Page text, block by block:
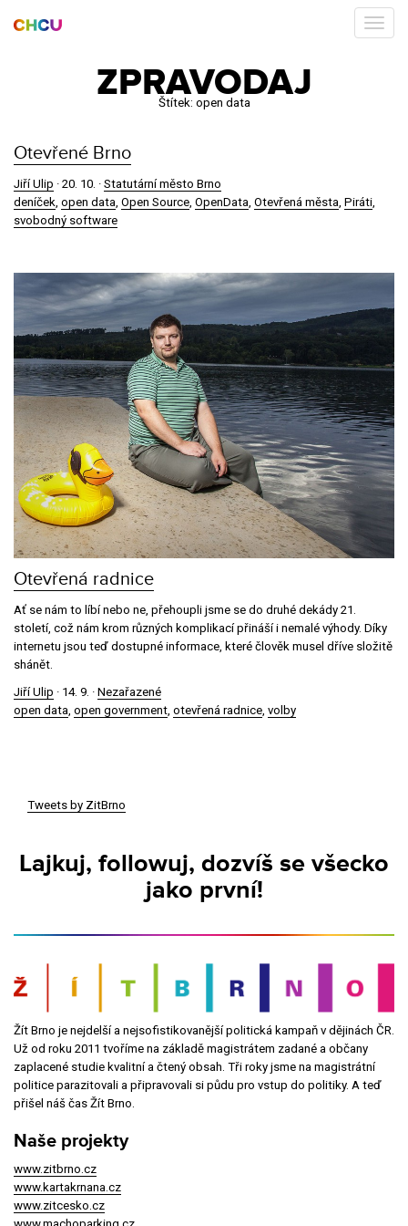
ZPRAVODAJ
Štítek: open data
Otevřené Brno
Jiří Ulip · 20. 10. · Statutární město Brno
deníček, open data, Open Source, OpenData, Otevřená města, Piráti,
svobodný software
Otevřená radnice
Ať se nám to líbí nebo ne, přehoupli jsme se do druhé dekády 21.
století, což nám krom různých komplikací přináší i nemalé výhody. Díky
internetu jsou teď dostupné informace, které člověk musel dříve složitě
shánět.
Jiří Ulip · 14. 9. · Nezařazené
open data, open government, otevřená radnice, volby
Tweets by ZitBrno
Lajkuj, followuj, dozvíš se všecko
jako první!
Žít Brno je nejdelší a nejsofistikovanější politická kampaň v dějinách ČR.
Už od roku 2011 tvoříme na základě magistrátem zadané a občany
zaplacené studie kvalitní a čtený obsah. Tři roky jsme na magistrátní
politice parazitovali a připravovali si půdu pro vstup do politiky. A teď
přišel náš čas Žít Brno.
Naše projekty
www.zitbrno.cz
www.kartakrnana.cz
www.zitcesko.cz